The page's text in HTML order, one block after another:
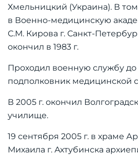
Хмельницкий (Украина). В
в Военно-медицинскую
С.М. Кирова г. Санкт-
окончил в 1983 г.
Проходил военную службу до
подполковник медицинской
В 2005 г. окончил
училище.
19 сентября 2005 г. в храме
Михаила г. Ахтубинска